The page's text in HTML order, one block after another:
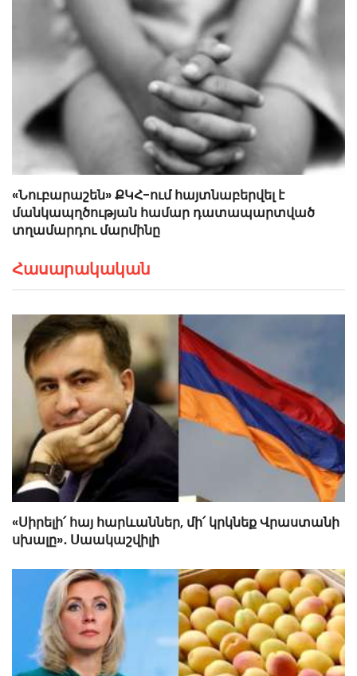
«Նուբարաշեն» ՔԿՀ-ում հայտնաբերվել է
մանկապղծության համար դատապարտված
տղամարդու մարմինը
Հասարակական
«Սիրելի՛ հայ հարևաններ, մի՛ կրկնեք Վրաստանի
սխալը»․ Սաակաշվիլի